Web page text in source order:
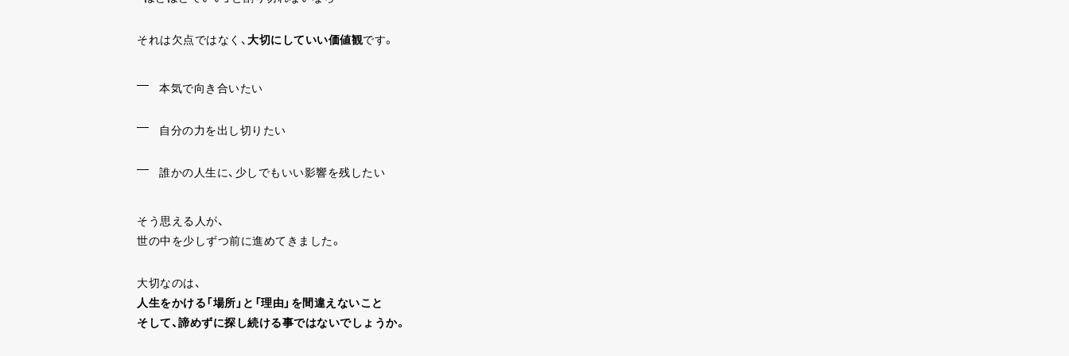
それは欠点ではなく、 大切にしていい価値観です。
本気で向き合いたい
自分の力を出し切りたい
誰かの人生に、少しでもいい影響を残したい
そう思える人が、
世の中を少しずつ前に進めてきました。
大切なのは、
人生をかける「場所」と「理由」を間違えないこと
そして、諦めずに探し続ける事ではないでしょうか。